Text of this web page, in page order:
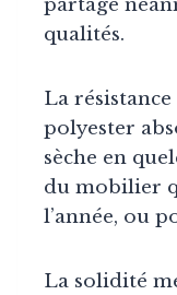
partage
qualités.
La résistance
polyester
sèche en
du mobilier
l’année, ou
La solidité